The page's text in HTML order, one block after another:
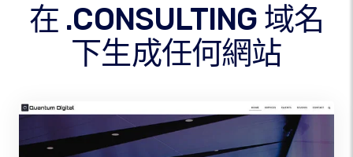
在 .CONSULTING 域名
下生成任何網站